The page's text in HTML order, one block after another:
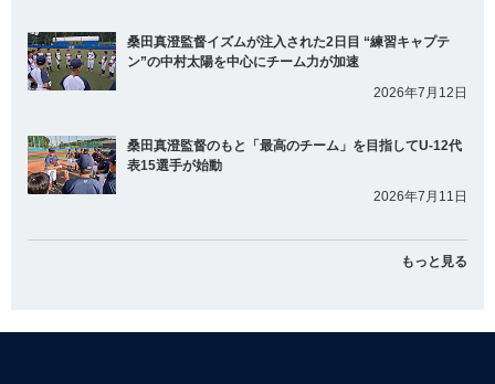
桑田真澄監督イズムが注入された2日目 “練習キャプテ
ン”の中村太陽を中心にチーム力が加速
2026年7月12日
桑田真澄監督のもと「最高のチーム」を目指してU-12代
表15選手が始動
2026年7月11日
もっと見る